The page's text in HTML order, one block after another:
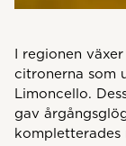
I regionen
citronerna som
Limoncello.
gav
kompletterades